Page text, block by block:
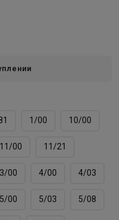
1/00 10/00
11/00 11/21
3/00 4/00 4/03
5/00 5/03 5/08